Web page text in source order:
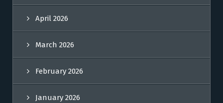
April 2026
March 2026
February 2026
January 2026